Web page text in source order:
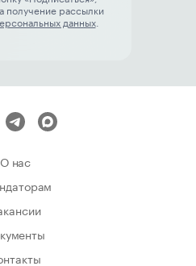
получение рассылки
данных.
О нас